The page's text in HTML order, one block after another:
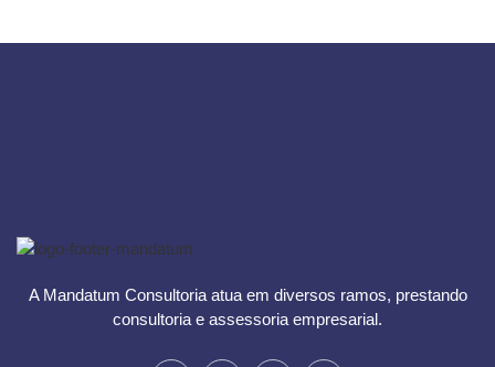
A Mandatum Consultoria atua em diversos ramos, prestando
consultoria e assessoria empresarial.